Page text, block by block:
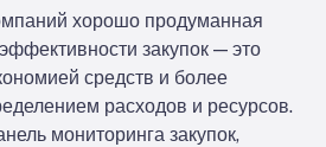
хорошо продуманная
закупок — это
средств и более
расходов и ресурсов.
мониторинга закупок,